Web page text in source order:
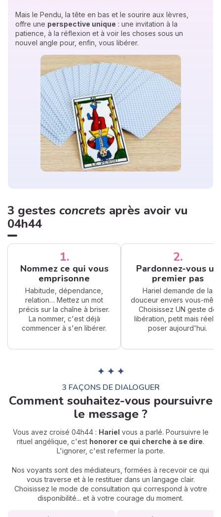
Mais le Pendu, la tête en bas et le sourire aux lèvres,
offre une perspective unique : une invitation à la
patience, à la réflexion et à voir les choses sous un
nouvel angle pour, enfin, vous libérer.
3 gestes concrets après avoir vu
04h44
1.
Nommez ce qui vous
emprisonne
Habitude, dépendance,
relation… Mettez un mot
précis sur la chaîne à briser.
La nommer, c'est déjà
commencer à s'en libérer.
2.
Pardonnez-vous un
premier pas
Hariel demande de la
douceur envers vous-
Choisissez UN geste de
libération, petit mais réel, à
poser aujourd'hui.
✦ ✦ ✦
3 FAÇONS DE DIALOGUER
Comment souhaitez-vous poursuivre
le message ?
Vous avez croisé 04h44 : Hariel vous a parlé. Poursuivre le
rituel angélique, c'est honorer ce qui cherche à se dire.
L'ignorer, c'est refermer la porte.
Nos voyants sont des médiateurs, formées à recevoir ce qui
vous traverse et à le restituer dans un langage clair.
Choisissez le mode de consultation qui correspond à votre
disponibilité... et à votre courage du moment.